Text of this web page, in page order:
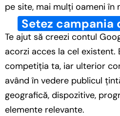
pe site, mai mulți oameni în
Setez campania
Te ajut să creezi contul
acorzi acces la cel existent.
competiția ta, iar ulterior
având în vedere publicul
geografică, dispozitive,
elemente relevante.